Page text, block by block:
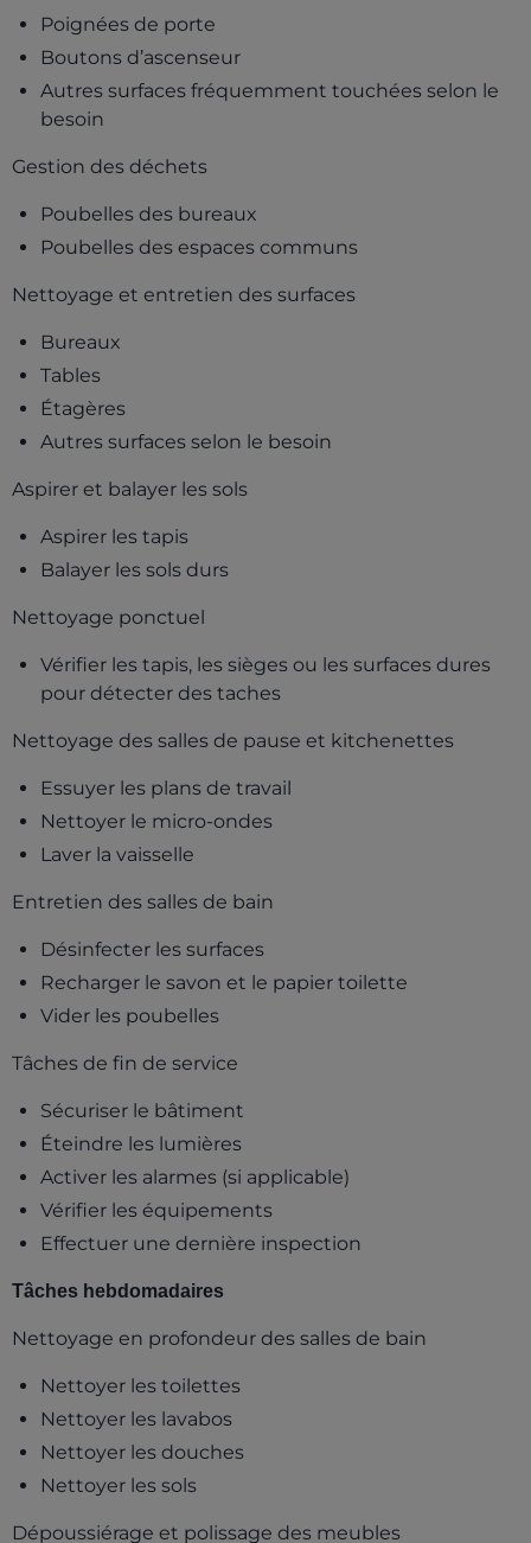
Poignées de porte
Boutons d’ascenseur
Autres surfaces fréquemment touchées selon le
besoin
Gestion des déchets
Poubelles des bureaux
Poubelles des espaces communs
Nettoyage et entretien des surfaces
Bureaux
Tables
Étagères
Autres surfaces selon le besoin
Aspirer et balayer les sols
Aspirer les tapis
Balayer les sols durs
Nettoyage ponctuel
Vérifier les tapis, les sièges ou les surfaces dures
pour détecter des taches
Nettoyage des salles de pause et kitchenettes
Essuyer les plans de travail
Nettoyer le micro-ondes
Laver la vaisselle
Entretien des salles de bain
Désinfecter les surfaces
Recharger le savon et le papier toilette
Vider les poubelles
Tâches de fin de service
Sécuriser le bâtiment
Éteindre les lumières
Activer les alarmes (si applicable)
Vérifier les équipements
Effectuer une dernière inspection
Tâches hebdomadaires
Nettoyage en profondeur des salles de bain
Nettoyer les toilettes
Nettoyer les lavabos
Nettoyer les douches
Nettoyer les sols
Dépoussiérage et polissage des meubles